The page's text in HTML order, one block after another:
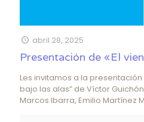
abril 28, 2025
Presentación de «El
Les invitamos a la presentación
bajo las alas” de Víctor
Marcos Ibarra, Emilio Martínez